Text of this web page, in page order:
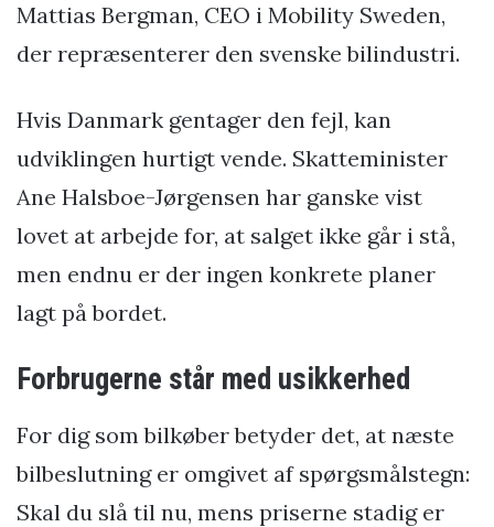
Mattias Bergman, CEO i Mobility Sweden,
der repræsenterer den svenske bilindustri.
Hvis Danmark gentager den fejl, kan
udviklingen hurtigt vende. Skatteminister
Ane Halsboe-Jørgensen har ganske vist
lovet at arbejde for, at salget ikke går i stå,
men endnu er der ingen konkrete planer
lagt på bordet.
Forbrugerne står med usikkerhed
For dig som bilkøber betyder det, at næste
bilbeslutning er omgivet af spørgsmålstegn:
Skal du slå til nu, mens priserne stadig er